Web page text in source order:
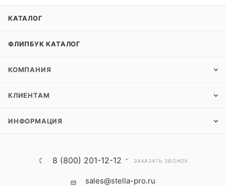
КАТАЛОГ
ФЛИПБУК КАТАЛОГ
КОМПАНИЯ
КЛИЕНТАМ
ИНФОРМАЦИЯ
8 (800) 201-12-12 ЗАКАЗАТЬ ЗВОНОК
sales@stella-pro.ru